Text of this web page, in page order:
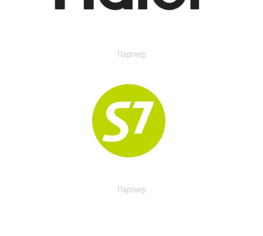
Партнер
Партнер